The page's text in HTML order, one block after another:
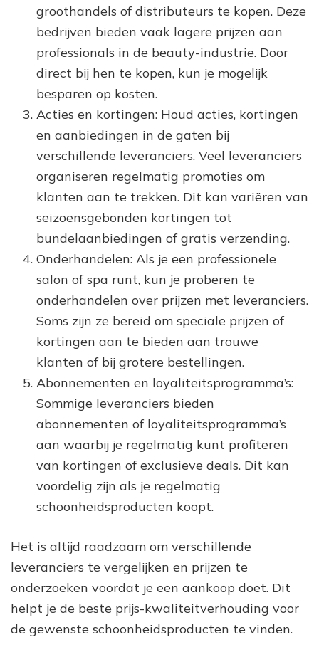
groothandels of distributeurs te kopen. Deze
bedrijven bieden vaak lagere prijzen aan
professionals in de beauty-industrie. Door
direct bij hen te kopen, kun je mogelijk
besparen op kosten.
Acties en kortingen: Houd acties, kortingen
en aanbiedingen in de gaten bij
verschillende leveranciers. Veel leveranciers
organiseren regelmatig promoties om
klanten aan te trekken. Dit kan variëren van
seizoensgebonden kortingen tot
bundelaanbiedingen of gratis verzending.
Onderhandelen: Als je een professionele
salon of spa runt, kun je proberen te
onderhandelen over prijzen met leveranciers.
Soms zijn ze bereid om speciale prijzen of
kortingen aan te bieden aan trouwe
klanten of bij grotere bestellingen.
Abonnementen en loyaliteitsprogramma’s:
Sommige leveranciers bieden
abonnementen of loyaliteitsprogramma’s
aan waarbij je regelmatig kunt profiteren
van kortingen of exclusieve deals. Dit kan
voordelig zijn als je regelmatig
schoonheidsproducten koopt.
Het is altijd raadzaam om verschillende
leveranciers te vergelijken en prijzen te
onderzoeken voordat je een aankoop doet. Dit
helpt je de beste prijs-kwaliteitverhouding voor
de gewenste schoonheidsproducten te vinden.